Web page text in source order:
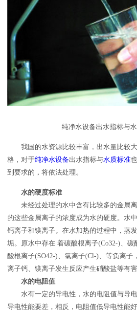
纯净水设备出水指标与
我国的水资源比较丰富，出水量比较大
格，对于纯净水设备出水指标与水质标准
到要求的，将依法处理。
水的硬度标准
未经过处理的水中含有比较多的金属离
的这些金属离子的浓度成为水的硬度。水
钙离子和镁离子。在水加热的过程中，蒸
垢。原水中存在 着碳酸根离子(Co32-)、碳
酸根离子(SO42-)、氯离子(Cl-)、等负离子
离子钙、镁离子发生反应产生硝酸盐等有害
水的电阻值
水有一定的导电性，水的电阻值与导电
导电性能要差，相反，电阻值低导电性能